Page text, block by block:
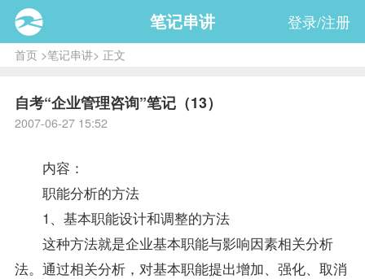
笔记串讲 登录/注册
首页>笔记串讲> 正文
自考“企业管理咨询”笔记（13）
2007-06-27 15:52
内容：
职能分析的方法
1、基本职能设计和调整的方法
这种方法就是企业基本职能与影响因素相关分析
法。通过相关分析，对基本职能提出增加、强化、取消